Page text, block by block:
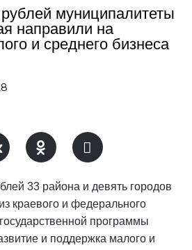
муниципалитеты
направили на
и среднего бизнеса
33 района и девять городов
краевого и федерального
программы
и поддержка малого и